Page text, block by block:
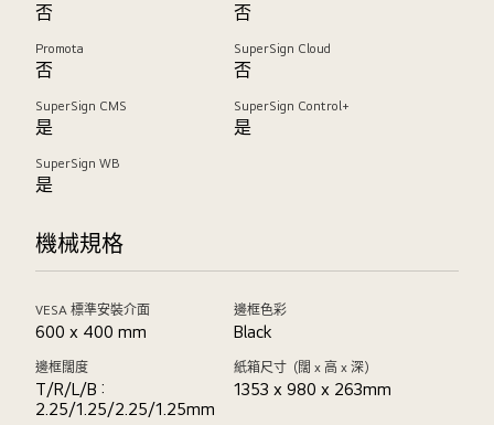
否 否
Promota
否
SuperSign Cloud
否
SuperSign CMS
是
SuperSign Control+
是
SuperSign WB
是
機械規格
VESA 標準安裝介面
600 x 400 mm
邊框色彩
Black
邊框闊度
T/R/L/B :
2.25/1.25/2.25/1.25mm
紙箱尺寸（闊 x 高 x 深）
1353 x 980 x 263mm